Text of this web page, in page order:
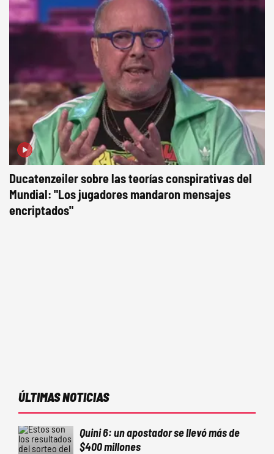
Ducatenzeiler sobre las teorías conspirativas del
Mundial: "Los jugadores mandaron mensajes
encriptados"
ÚLTIMAS NOTICIAS
Quini 6: un apostador se llevó más de
$400 millones